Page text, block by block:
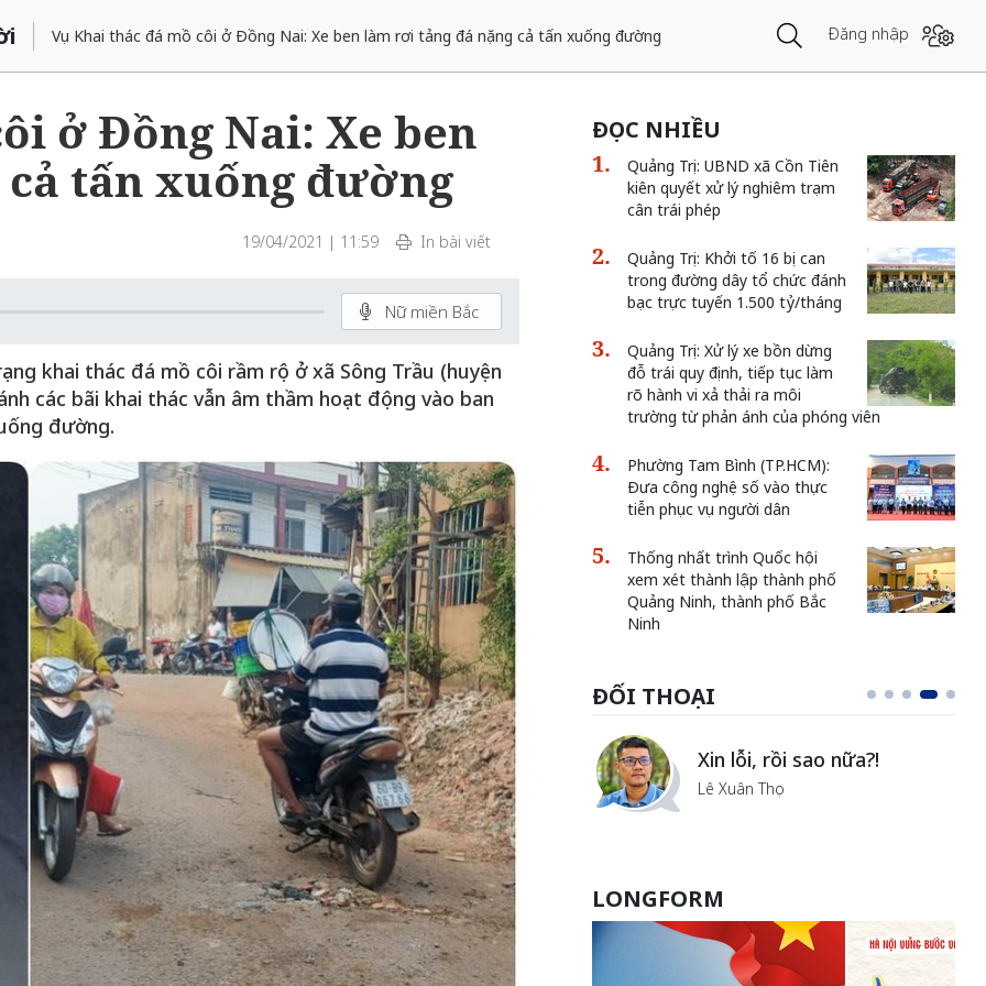
Vụ Khai thác đá mồ côi ở Đồng Nai: Xe ben làm rơi tảng đá nặng cả tấn xuống đường Đăng nhập
ở Đồng Nai: Xe ben
tấn xuống đường
19/04/2021 | 11:59 In bài viết
Nữ miền Bắc
khai thác đá mồ côi rầm rộ ở xã Sông Trầu (huyện
các bãi khai thác vẫn âm thầm hoạt động vào ban
đường.
ĐỌC NHIỀU
Quảng Trị: UBND xã Cồn Tiên
kiên quyết xử lý nghiêm trạm
cân trái phép
Quảng Trị: Khởi tố 16 bị can
trong đường dây tổ chức đánh
bạc trực tuyến 1.500 tỷ/tháng
Quảng Trị: Xử lý xe bồn dừng
đỗ trái quy định, tiếp tục làm
rõ hành vi xả thải ra môi
trường từ phản ánh của phóng viên
Phường Tam Bình (TP.HCM):
Đưa công nghệ số vào thực
tiễn phục vụ người dân
Thống nhất trình Quốc hội
xem xét thành lập thành phố
Quảng Ninh, thành phố Bắc
Ninh
ĐỐI THOẠI
nhà
Bắc Biên - Giữ một ngôi
làng ven sông Hồng của Hà
Nội
TS. Trần Kim Hào
Xin lỗi, rồi sao nữa?!
Lê Xuân Thọ
LONGFORM